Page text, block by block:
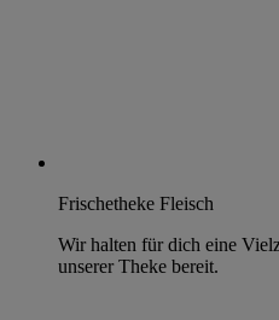
Frischetheke Fleisch
Wir halten für dich eine
unserer Theke bereit.